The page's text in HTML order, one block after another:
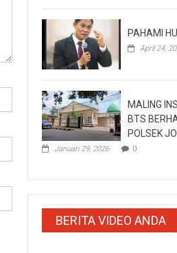
PAHAMI
April 24,
MALING
BTS
POLSEK
Januari 29, 2026 0
BERITA VIDEO ANDA